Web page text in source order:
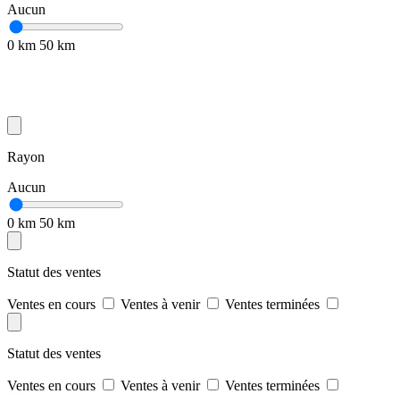
Aucun
0 km 50 km
Rayon
Aucun
0 km 50 km
Statut des ventes
Ventes en cours Ventes à venir Ventes terminées
Statut des ventes
Ventes en cours Ventes à venir Ventes terminées